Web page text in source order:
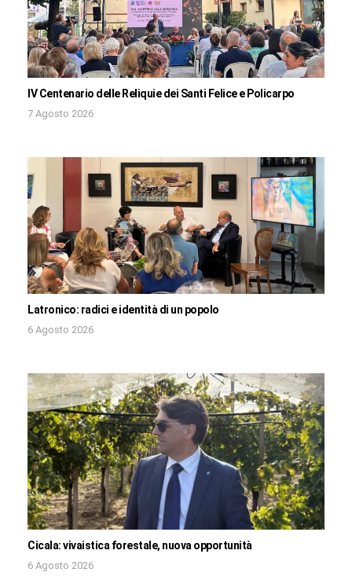
IV Centenario delle Reliquie dei Santi Felice e Policarpo
7 Agosto 2026
Latronico: radici e identità di un popolo
6 Agosto 2026
Cicala: vivaistica forestale, nuova opportunità
6 Agosto 2026